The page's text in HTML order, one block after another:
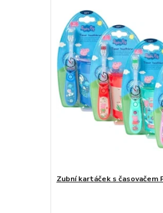
Zubní kartáček s časovačem